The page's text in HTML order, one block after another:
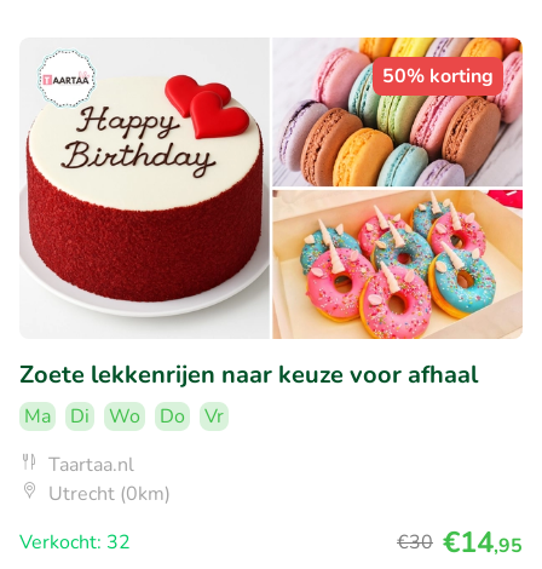
50% korting
Zoete lekkenrijen naar keuze voor afhaal
Ma Di Wo Do
Vr
Taartaa.nl
Utrecht (0km)
Verkocht: 32
€30 €14,95